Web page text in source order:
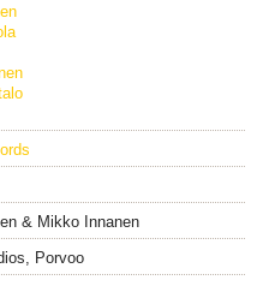
& Mikko Innanen
Porvoo